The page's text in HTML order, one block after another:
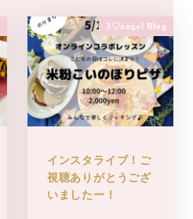
3♡angel Blog
インスタライブ！ご
視聴ありがとうござ
いましたー！